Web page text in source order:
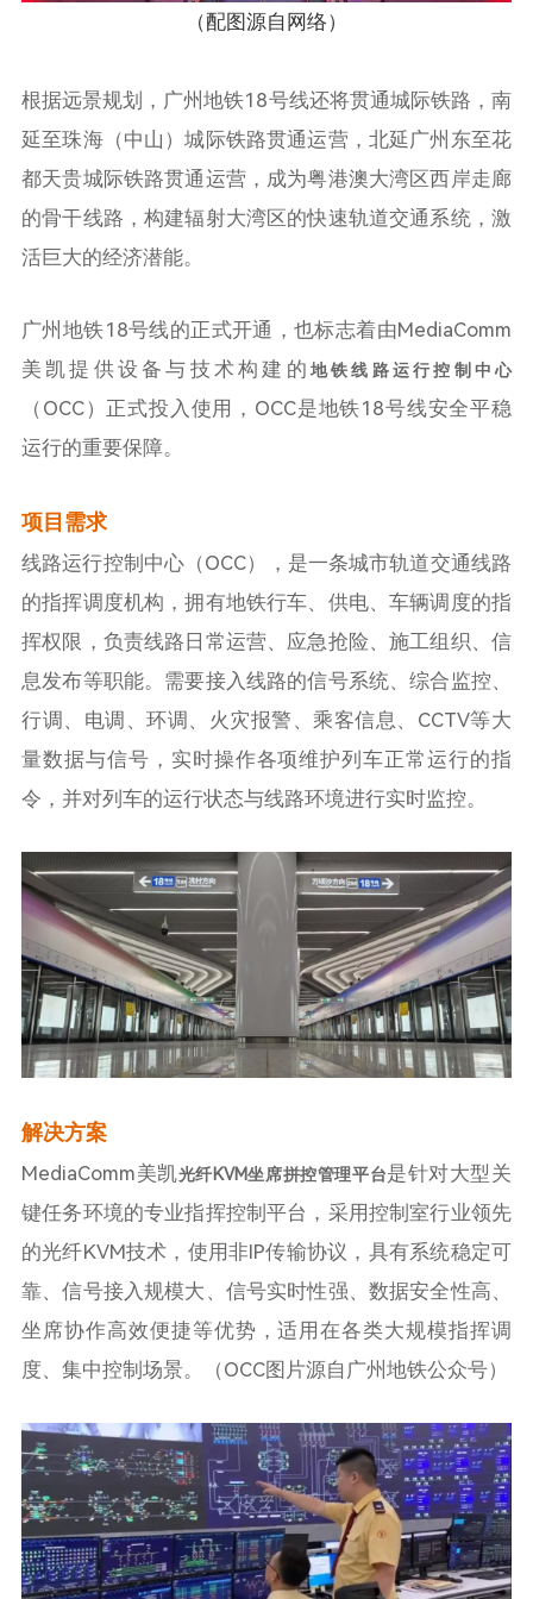
（配图源自网络）
根据远景规划，广州地铁18号线还将贯通城际铁路，南
延至珠海（中山）城际铁路贯通运营，北延广州东至花
都天贵城际铁路贯通运营，成为粤港澳大湾区西岸走廊
的骨干线路，构建辐射大湾区的快速轨道交通系统，激
活巨大的经济潜能。
广州地铁18号线的正式开通，也标志着由MediaComm
美凯提供设备与技术构建的 地铁线路运行控制中心
（OCC）正式投入使用，OCC是地铁18号线安全平稳
运行的重要保障。
项目需求
线路运行控制中心（OCC），是一条城市轨道交通线路
的指挥调度机构，拥有地铁行车、供电、车辆调度的指
挥权限，负责线路日常运营、应急抢险、施工组织、信
息发布等职能。需要接入线路的信号系统、综合监控、
行调、电调、环调、火灾报警、乘客信息、CCTV等大
量数据与信号，实时操作各项维护列车正常运行的指
令，并对列车的运行状态与线路环境进行实时监控。
解决方案
MediaComm美凯光纤KVM坐席拼控管理平台是针对大型关
键任务环境的专业指挥控制平台，采用控制室行业领先
的光纤KVM技术，使用非IP传输协议，具有系统稳定可
靠、信号接入规模大、信号实时性强、数据安全性高、
坐席协作高效便捷等优势，适用在各类大规模指挥调
度、集中控制场景。（OCC图片源自广州地铁公众号）